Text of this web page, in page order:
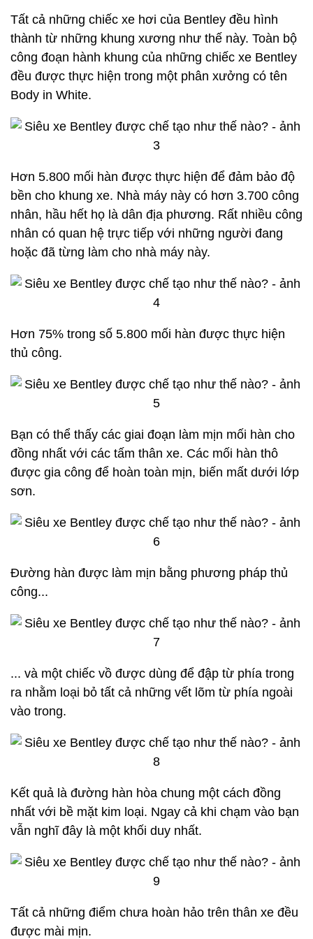
Tất cả những chiếc xe hơi của Bentley đều hình
thành từ những khung xương như thế này. Toàn bộ
công đoạn hành khung của những chiếc xe Bentley
đều được thực hiện trong một phân xưởng có tên
Body in White.
Hơn 5.800 mối hàn được thực hiện để đảm bảo độ
bền cho khung xe. Nhà máy này có hơn 3.700 công
nhân, hầu hết họ là dân địa phương. Rất nhiều công
nhân có quan hệ trực tiếp với những người đang
hoặc đã từng làm cho nhà máy này.
Hơn 75% trong số 5.800 mối hàn được thực hiện
thủ công.
Bạn có thể thấy các giai đoạn làm mịn mối hàn cho
đồng nhất với các tấm thân xe. Các mối hàn thô
được gia công để hoàn toàn mịn, biến mất dưới lớp
sơn.
Đường hàn được làm mịn bằng phương pháp thủ
công...
... và một chiếc vồ được dùng để đập từ phía trong
ra nhằm loại bỏ tất cả những vết lõm từ phía ngoài
vào trong.
Kết quả là đường hàn hòa chung một cách đồng
nhất với bề mặt kim loại. Ngay cả khi chạm vào bạn
vẫn nghĩ đây là một khối duy nhất.
Tất cả những điểm chưa hoàn hảo trên thân xe đều
được mài mịn.